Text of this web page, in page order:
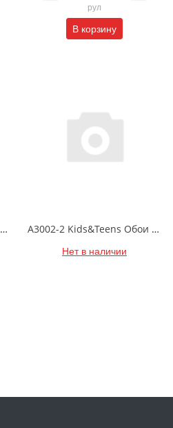
рул
В корзину
A3023-2 Kids&Teens Обои DUPLEX (бумажные) 0.93*17.75
A3002-2 Kids&Teens Обои DUPLEX (бумажные) 0.93*17.75
Нет в наличии